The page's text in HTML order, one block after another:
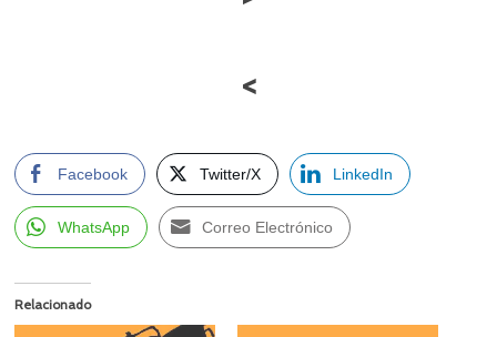
<
Facebook Twitter/X LinkedIn
WhatsApp Correo Electrónico
Relacionado